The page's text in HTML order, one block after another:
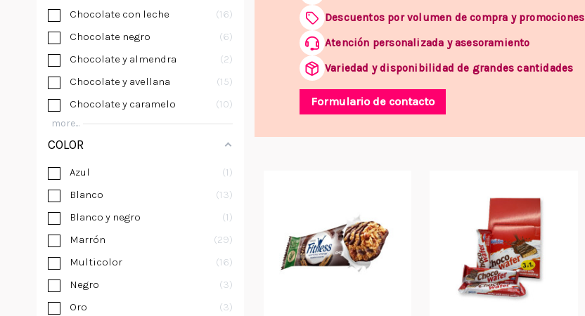
Chocolate con leche
16
Chocolate negro
6
Chocolate y almendra
2
Chocolate y avellana
15
Chocolate y caramelo
10
more...
COLOR
Azul
1
Blanco
13
Blanco y negro
1
Marrón
29
Multicolor
16
Negro
3
Oro
3
Descuentos por volumen de compra y promociones
Atención personalizada y asesoramiento
Variedad y disponibilidad de grandes cantidades
Formulario de contacto